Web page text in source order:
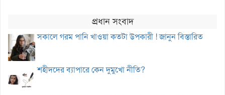
প্রধান সংবাদ
সকালে গরম পানি খাওয়া কতটা উপকারী ! জানুন বিস্তারিত
শহীদদের ব্যাপারে কেন দুমুখো নীতি?